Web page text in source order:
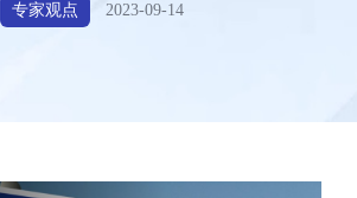
专家观点 2023-09-14